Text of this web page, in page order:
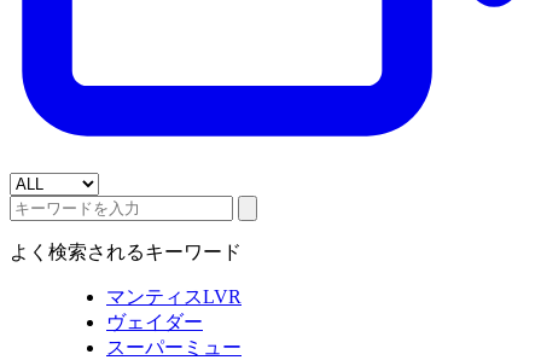
よく検索されるキーワード
マンティスLVR
ヴェイダー
スーパーミュー